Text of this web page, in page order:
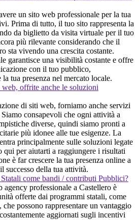
un sito web professionale per la tua
Prima di tutto, il tuo sito rappresenta la
da biglietto da visita virtuale per il tuo
più rilevante considerando che il
sta vivendo una crescita costante.
garantisce una visibilità costante e offre
con il tuo pubblico,
tua presenza nel mercato locale.
offrite anche le soluzioni
di siti web, forniamo anche servizi
consapevoli che ogni attività a
diverse, quindi siamo pronti a
più idonee alle tue esigenze. La
principalmente sulle soluzioni legate
qui per aiutarti a raggiungere i risultati
è far crescere la tua presenza online a
successo della tua attività.
come bandi / contributi Pubblici?
agency professionale a Castellero è
offerte dai programmi statali, come
possono rappresentare un vantaggio
aggiornati sugli incentivi